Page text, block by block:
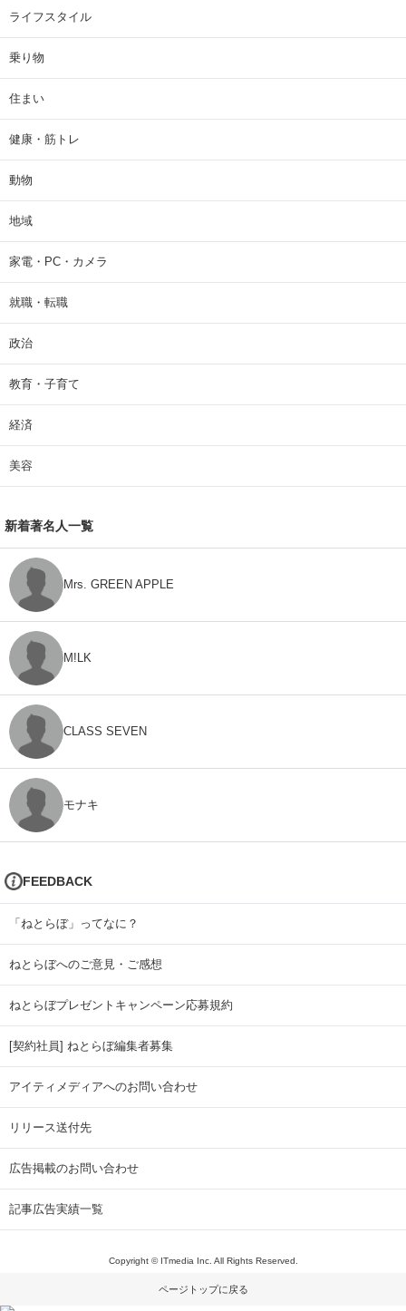
ライフスタイル
乗り物
住まい
健康・筋トレ
動物
地域
家電・PC・カメラ
就職・転職
政治
教育・子育て
経済
美容
新着著名人一覧
Mrs. GREEN APPLE
M!LK
CLASS SEVEN
モナキ
FEEDBACK
「ねとらぼ」ってなに？
ねとらぼへのご意見・ご感想
ねとらぼプレゼントキャンペーン応募規約
[契約社員] ねとらぼ編集者募集
アイティメディアへのお問い合わせ
リリース送付先
広告掲載のお問い合わせ
記事広告実績一覧
Copyright © ITmedia Inc. All Rights Reserved.
ページトップに戻る